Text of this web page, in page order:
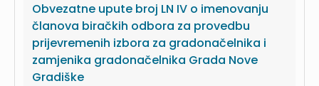
Obvezatne upute broj LN IV o imenovanju
članova biračkih odbora za provedbu
prijevremenih izbora za gradonačelnika i
zamjenika gradonačelnika Grada Nove
Gradiške